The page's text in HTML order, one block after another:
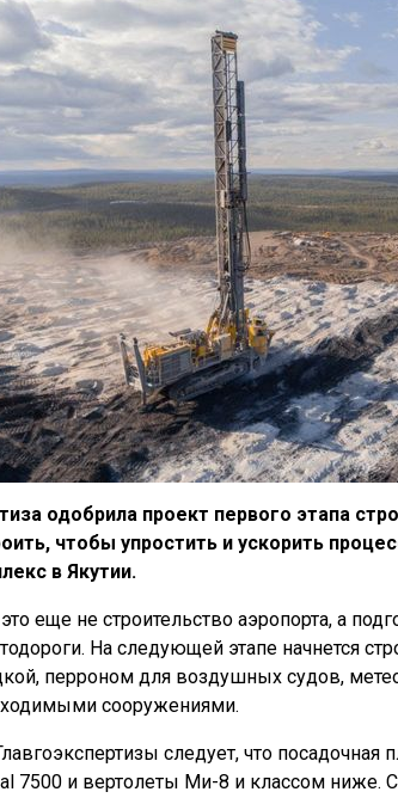
одобрила проект первого этапа
чтобы упростить и ускорить
в Якутии.
еще не строительство аэропорта, а
На следующей этапе начнется
перроном для воздушных судов,
сооружениями.
следует, что
7500 и вертолеты Ми-8 и классом